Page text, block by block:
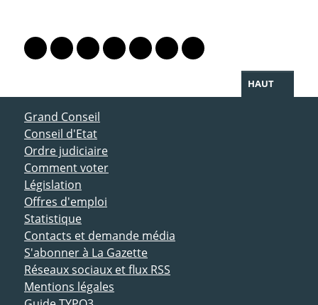
Lien vers le profil Mastodon
Lien vers le profil Bluesky
Lien vers le profil Instagram
Lien vers le profil Linkedin
Lien vers le profil Facebook
Lien vers le profil Twitter
Partager par WhatsApp
HAUT
ACCÈS DIRECT
Grand Conseil
Conseil d'Etat
Ordre judiciaire
Comment voter
Législation
Offres d'emploi
Statistique
Contacts et demande média
S'abonner à La Gazette
Réseaux sociaux et flux RSS
Mentions légales